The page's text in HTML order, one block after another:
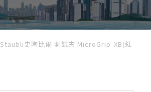
Staubli史陶比爾 測試夾 MicroGrip-XB(紅